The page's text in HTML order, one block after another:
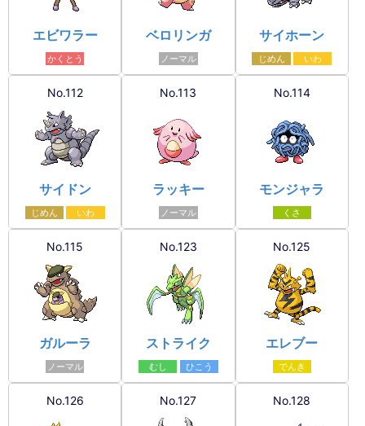
エビワラー
かくとう
ベロリンガ
ノーマル
サイホーン
じめん いわ
No.112
サイドン
じめん いわ
No.113
ラッキー
ノーマル
No.114
モンジャラ
くさ
No.115
ガルーラ
ノーマル
No.123
ストライク
むし ひこう
No.125
エレブー
でんき
No.126 No.127 No.128